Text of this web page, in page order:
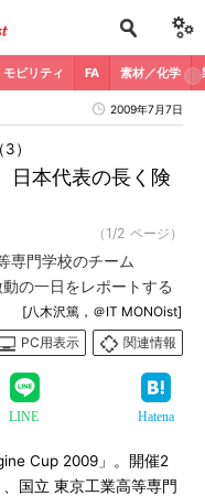
モビリティ FA 素材／化学
2009年7月7日
日本代表の長く険
）
（1/2 ページ）
専門学校のチーム
の一日をレポートする
[八木沢篤，＠IT MONOist]
PC用表示
関連情報
LINE Hatena
Cup 2009」。開催2
国立 東京工業高等専門